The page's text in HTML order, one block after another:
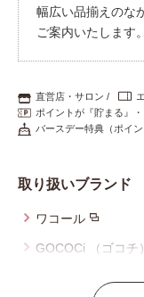
幅広い品揃えのな
ご案内いたします。
直営店・サロン
ポイントが『貯まる』・
バースデー特典（ポイン
取り扱いブランド
ワコール
GOCOCi （ゴコチ）